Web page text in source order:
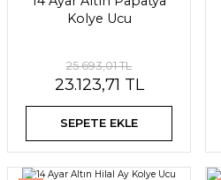
Kolye Ucu
25.693,01 TL
23.123,71 TL
SEPETE EKLE